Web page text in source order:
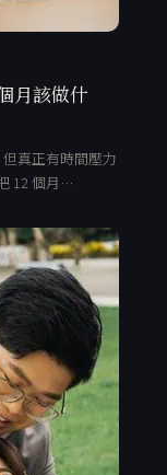
月該做什
真正有時間壓力
12 個月…